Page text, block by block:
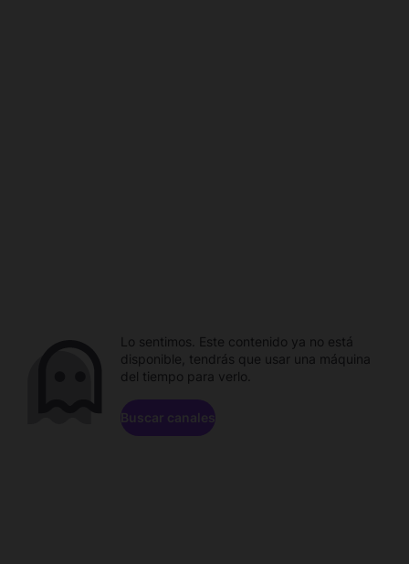
Lo sentimos. Este contenido ya no está
disponible, tendrás que usar una máquina
del tiempo para verlo.
Buscar canales